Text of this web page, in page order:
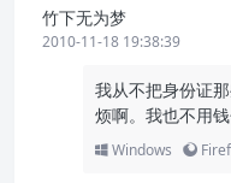
竹下无为梦
2010-11-18 19:38:39
我从不把身份证
烦啊。我也不用钱
Windows